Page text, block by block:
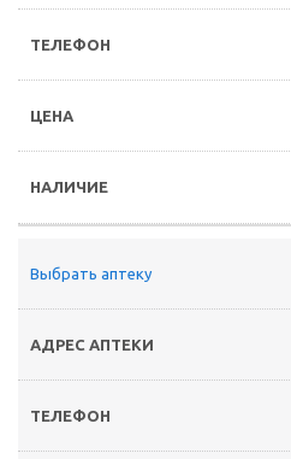
Выбрать аптеку